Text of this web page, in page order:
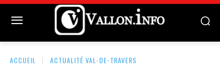
ACCUEIL ACTUALITÉ VAL-DE-TRAVERS